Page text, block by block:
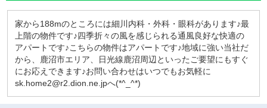
家から188mのところには細川内科・外科・眼科があります♪最
上階の物件です♪四季折々の風を感じられる通風良好な快適の
アパートです♪こちらの物件はアパートです♪地域に強い当社だ
から、鹿沼市エリア、日光線鹿沼周辺といったご要望にもすぐ
にお応えできます♪お問い合わせはいつでもお気軽に
sk.home2@r2.dion.ne.jpへ(*^_^*)